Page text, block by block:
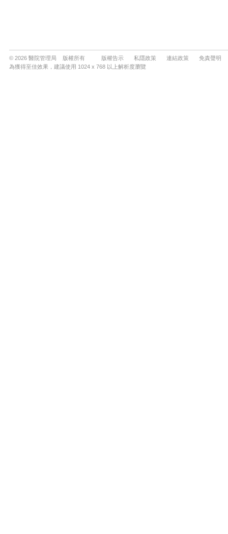
© 2026 醫院管理局 版權所有 版權告示 私隱政策 連結政策
免責聲明
為獲得至佳效果，建議使用 1024 x 768 以上解析度瀏覽